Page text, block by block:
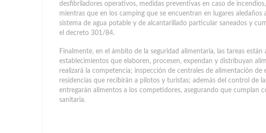
desfibriladores operativos, medidas preventivas en caso de
mientras que en los camping que se encuentran en lugares
sistema de agua potable y de alcantarillado particular saneados y
el decreto 301/84.
Finalmente, en el ámbito de la seguridad alimentaria, las tareas están
establecimientos que elaboren, procesen, expendan y distribuyan
realizará la competencia; inspección de centrales de alimentación
residencias que recibirán a pilotos y turistas; además del control de
entregarán alimentos a los competidores, asegurando que cumplan
sanitaria.